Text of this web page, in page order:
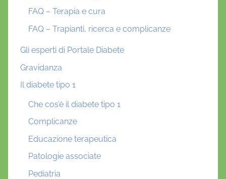
FAQ – Terapia e cura
FAQ – Trapianti, ricerca e complicanze
Gli esperti di Portale Diabete
Gravidanza
Il diabete tipo 1
Che cos’è il diabete tipo 1
Complicanze
Educazione terapeutica
Patologie associate
Pediatria